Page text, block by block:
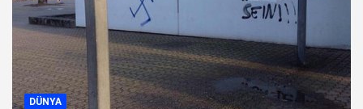
DÜNYA